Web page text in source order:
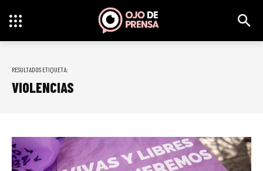
RESULTADOS ETIQUETA:
VIOLENCIAS